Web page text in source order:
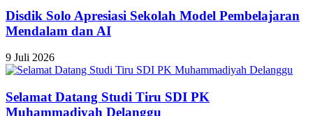
Disdik Solo Apresiasi Sekolah Model Pembelajaran
Mendalam dan AI
9 Juli 2026
Selamat Datang Studi Tiru SDI PK
Muhammadiyah Delanggu